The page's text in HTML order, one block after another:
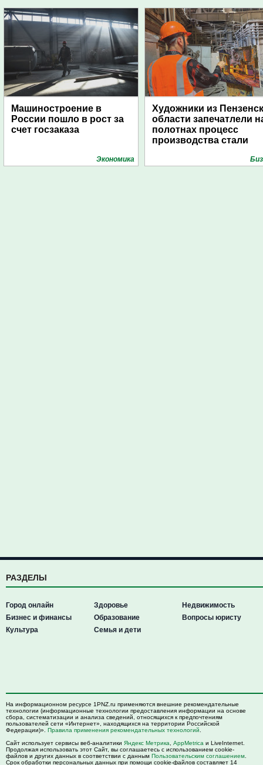
Машиностроение в
России пошло в рост за
счет госзаказа
Экономика
Художники из
области запечатлели
полотнах процесс
производства стали
РАЗДЕЛЫ
Город онлайн
Бизнес и финансы
Культура
Здоровье
Образование
Семья и дети
Недвижимость
Вопросы юристу
На информационном ресурсе 1PNZ.ru применяются внешние рекомендательные
технологии (информационные технологии предоставления информации на основе
сбора, систематизации и анализа сведений, относящихся к предпочтениям
пользователей сети «Интернет», находящихся на территории Российской
Федерации)». Правила применения рекомендательных технологий
Сайт использует сервисы веб-аналитики Яндекс Метрика AppMetrica и LiveInternet.
Продолжая использовать этот Сайт, вы соглашаетесь с использованием cookie-
файлов и других данных в соответствии с данным Пользовательским соглашением
Срок обработки персональных данных при помощи cookie-файлов составляет 14